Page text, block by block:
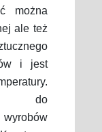
można
ale też
i jest
do